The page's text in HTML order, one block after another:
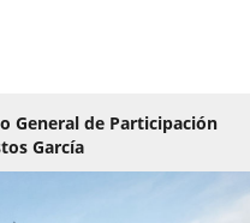
General de Participación
García